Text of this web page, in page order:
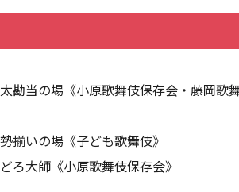
当の場《小原歌舞伎保存会・藤岡歌舞
いの場《子ども歌舞伎》
大師《小原歌舞伎保存会》